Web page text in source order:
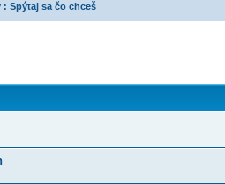
: Spýtaj sa čo chceš